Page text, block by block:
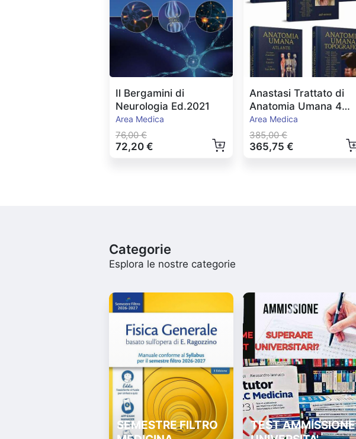
Il Bergamini di
Neurologia Ed.2021
Area Medica
76,00 €
72,20 €
Anastasi Trattato di
Anatomia Umana 4
volumi + Atlante
Area Medica
385,00 €
365,75 €
Categorie
Esplora le nostre categorie
SEMESTRE FILTRO
TEST AMMISSIONE